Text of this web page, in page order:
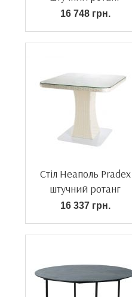
16 748 грн.
Стіл Неаполь Pradex
штучний ротанг
16 337 грн.